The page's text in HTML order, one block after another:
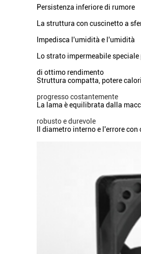
Persistenza inferiore di rumore
La struttura con cuscinetto a
Impedisca l'umidità e l'umidità
Lo strato impermeabile
di ottimo rendimento
Struttura compatta, potere
progresso costantemente
La lama è equilibrata dalla
robusto e durevole
Il diametro interno e l'errore